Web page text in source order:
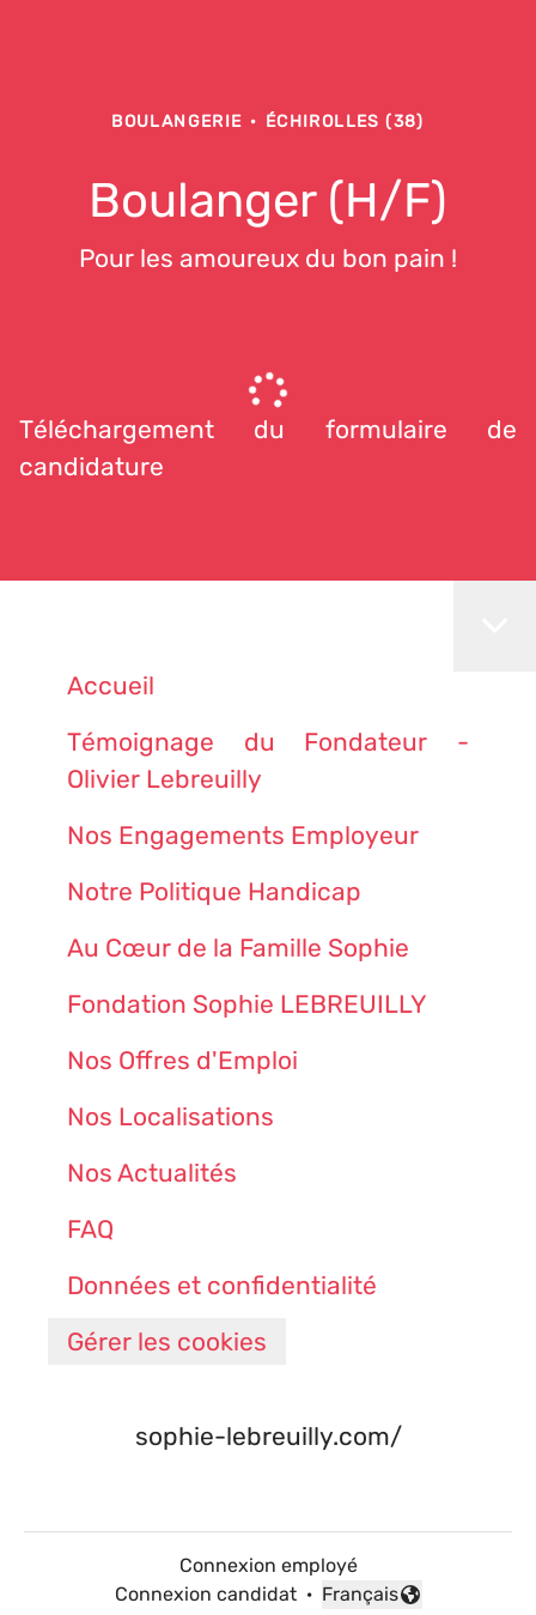
BOULANGERIE · ÉCHIROLLES (38)
Boulanger (H/F)
Pour les amoureux du bon pain !
Téléchargement du formulaire de
candidature
Accueil
Témoignage du Fondateur -
Olivier Lebreuilly
Nos Engagements Employeur
Notre Politique Handicap
Au Cœur de la Famille Sophie
Fondation Sophie LEBREUILLY
Nos Offres d'Emploi
Nos Localisations
Nos Actualités
FAQ
Données et confidentialité
Gérer les cookies
sophie-lebreuilly.com/
Connexion employé
Connexion candidat ·
Changer la langue
Français